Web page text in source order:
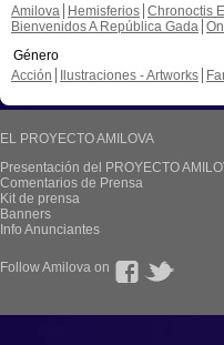
Amilova
Hemisferios Chronoctis
Bienvenidos A República Gada
Género
Acción
Ilustraciones - Artworks
EL PROYECTO AMILOVA
Presentación del PROYECTO
Comentarios de Prensa
Kit de prensa
Banners
Info Anunciantes
Follow Amilova on